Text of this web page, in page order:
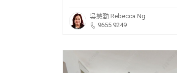
吳慧勤 Rebecca Ng
9655 9249